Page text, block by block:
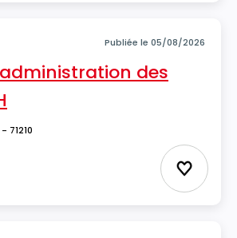
Publiée le 05/08/2026
des
71210
Ajouter